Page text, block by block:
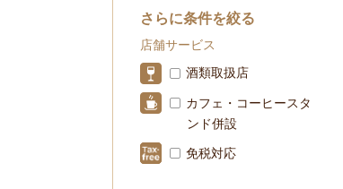
さらに条件を絞る
店舗サービス
酒類取扱店
カフェ・コーヒースタ
ンド併設
免税対応